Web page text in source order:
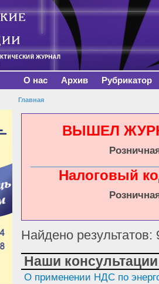
О нас Архив Рубрикатор
Вы здесь
Главная
ВЫШЕЛ
Налоговый
Найдено результатов:
Наши консультации
О применении НДС по